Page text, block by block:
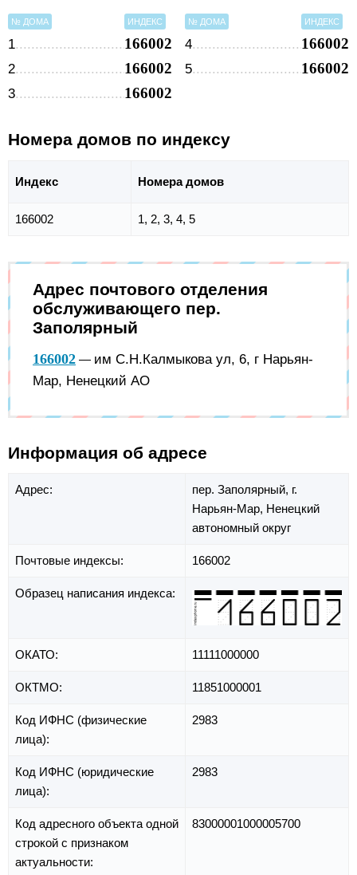
№ ДОМА ИНДЕКС
1 166002
2 166002
3 166002
№ ДОМА ИНДЕКС
4 166002
5 166002
Номера домов по индексу
Индекс Номера домов
166002 1, 2, 3, 4, 5
Адрес почтового отделения
обслуживающего пер.
Заполярный
166002 — им С.Н.Калмыкова ул, 6, г Нарьян-
Мар, Ненецкий АО
Информация об адресе
Адрес: пер. Заполярный, г.
Нарьян-Мар, Ненецкий
автономный округ
Почтовые индексы: 166002
Образец написания индекса:
ОКАТО: 11111000000
ОКТМО: 11851000001
Код ИФНС (физические
лица):
2983
Код ИФНС (юридические
лица):
2983
Код адресного объекта одной
строкой с признаком
актуальности:
83000001000005700